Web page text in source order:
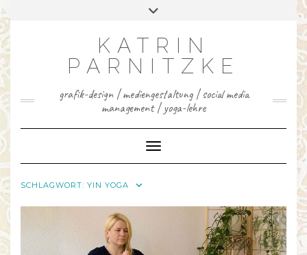
to
content
INSTAGRAM
FACEBOOK
LINKEDIN
KATRIN
PARNITZKE
grafik-design | mediengestaltung | social media
management | yoga-lehre
Toggle Navigation
SCHLAGWORT: YIN YOGA